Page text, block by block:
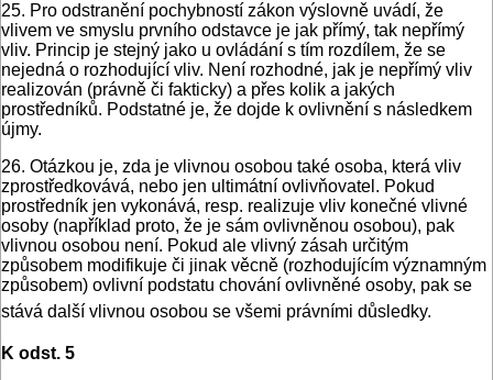
25. Pro odstranění pochybností zákon výslovně uvádí, že
vlivem ve smyslu prvního odstavce je jak přímý, tak nepřímý
vliv. Princip je stejný jako u ovládání s tím rozdílem, že se
nejedná o rozhodující vliv. Není rozhodné, jak je nepřímý vliv
realizován (právně či fakticky) a přes kolik a jakých
prostředníků. Podstatné je, že dojde k ovlivnění s následkem
újmy.
26. Otázkou je, zda je vlivnou osobou také osoba, která vliv
zprostředkovává, nebo jen ultimátní ovlivňovatel. Pokud
prostředník jen vykonává, resp. realizuje vliv konečné vlivné
osoby (například proto, že je sám ovlivněnou osobou), pak
vlivnou osobou není. Pokud ale vlivný zásah určitým
způsobem modifikuje či jinak věcně (rozhodujícím významným
způsobem) ovlivní podstatu chování ovlivněné osoby, pak se
stává další vlivnou osobou se všemi právními důsledky.
K odst. 5